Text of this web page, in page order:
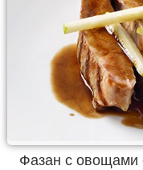
Фазан с овощами